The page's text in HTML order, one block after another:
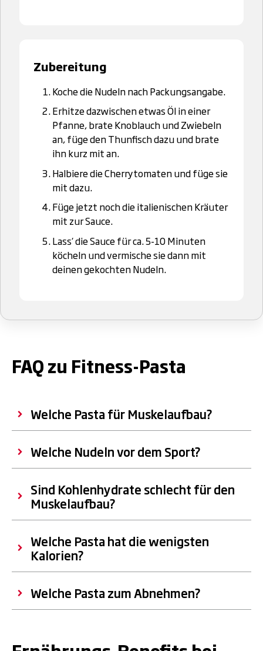
Zubereitung
Koche die Nudeln nach Packungsangabe.
Erhitze dazwischen etwas Öl in einer
Pfanne, brate Knoblauch und Zwiebeln
an, füge den Thunfisch dazu und brate
ihn kurz mit an.
Halbiere die Cherrytomaten und füge sie
mit dazu.
Füge jetzt noch die italienischen Kräuter
mit zur Sauce.
Lass‘ die Sauce für ca. 5-10 Minuten
köcheln und vermische sie dann mit
deinen gekochten Nudeln.
FAQ zu Fitness-Pasta
Welche Pasta für Muskelaufbau?
Welche Nudeln vor dem Sport?
Sind Kohlenhydrate schlecht für den
Muskelaufbau?
Welche Pasta hat die wenigsten
Kalorien?
Welche Pasta zum Abnehmen?